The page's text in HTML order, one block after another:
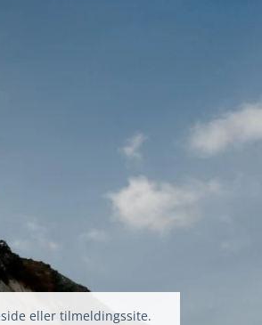
eller tilmeldingssite.